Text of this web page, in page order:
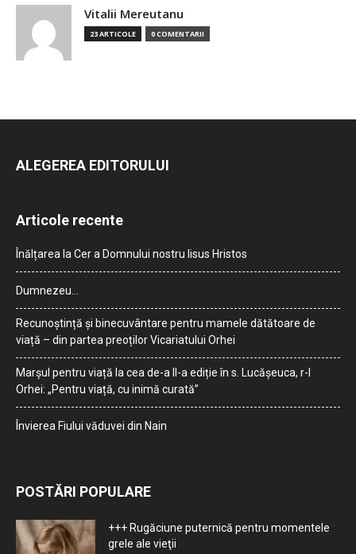
Vitalii Mereutanu
23 ARTICOLE 0 COMENTARII
ALEGEREA EDITORULUI
Articole recente
Înălțarea la Cer a Domnului nostru Iisus Hristos
Dumnezeu…
Recunoștință și binecuvântare pentru mamele dătătoare de
viață – din partea preoților Vicariatului Orhei
Marșul pentru viață la cea de-a II-a ediție în s. Lucășeuca, r-l
Orhei: „Pentru viață, cu inimă curată”
Învierea Fiului văduvei din Nain
POSTĂRI POPULARE
+++ Rugăciune puternică pentru momentele
grele ale vieţii